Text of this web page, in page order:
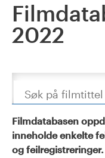
2022
Søk
Filmdatabasen
inneholde enkelte
og feilregistreringer.